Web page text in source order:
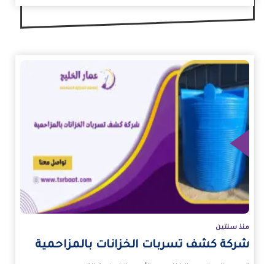
منذ سنتين
شركة كشف تسربات الخزانات بالمزاحمية